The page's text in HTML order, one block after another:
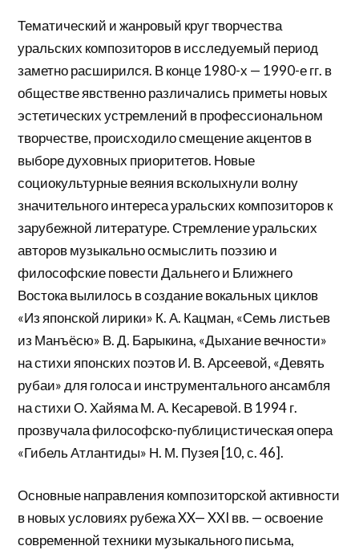
Тематический и жанровый круг творчества
уральских композиторов в исследуемый период
заметно расширился. В конце 1980-х — 1990-е гг. в
обществе явственно различались приметы новых
эстетических устремлений в профессиональном
творчестве, происходило смещение акцентов в
выборе духовных приоритетов. Новые
социокультурные веяния всколыхнули волну
значительного интереса уральских композиторов к
зарубежной литературе. Стремление уральских
авторов музыкально осмыслить поэзию и
философские повести Дальнего и Ближнего
Востока вылилось в создание вокальных циклов
«Из японской лирики» К. А. Кацман, «Семь листьев
из Манъёсю» В. Д. Барыкина, «Дыхание вечности»
на стихи японских поэтов И. В. Арсеевой, «Девять
рубаи» для голоса и инструментального ансамбля
на стихи О. Хайяма М. А. Кесаревой. В 1994 г.
прозвучала философско-публицистическая опера
«Гибель Атлантиды» Н. М. Пузея [10, с. 46].
Основные направления композиторской активности
в новых условиях рубежа XX— XXI вв. — освоение
современной техники музыкального письма,